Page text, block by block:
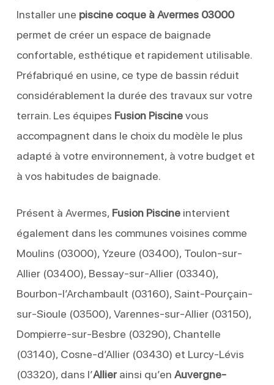
Installer une piscine coque à Avermes 03000
permet de créer un espace de baignade
confortable, esthétique et rapidement utilisable.
Préfabriqué en usine, ce type de bassin réduit
considérablement la durée des travaux sur votre
terrain. Les équipes Fusion Piscinevous
accompagnent dans le choix du modèle le plus
adapté à votre environnement, à votre budget et
à vos habitudes de baignade.
Présent à Avermes, Fusion Piscineintervient
également dans les communes voisines comme
Moulins (03000), Yzeure (03400), Toulon-sur-
Allier (03400), Bessay-sur-Allier (03340),
Bourbon-l’Archambault (03160), Saint-Pourçain-
sur-Sioule (03500), Varennes-sur-Allier (03150),
Dompierre-sur-Besbre (03290), Chantelle
(03140), Cosne-d’Allier (03430) et Lurcy-Lévis
(03320), dans l’Allierainsi qu’en Auvergne-